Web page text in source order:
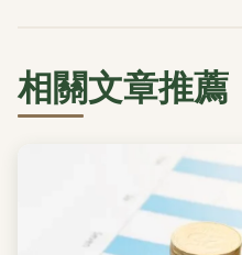
相關文章推薦